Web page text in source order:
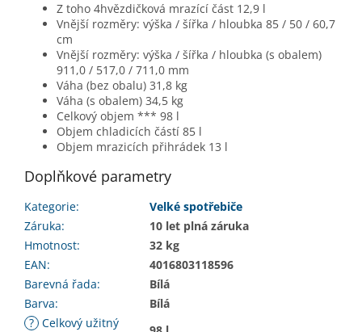
Z toho 4hvězdičková mrazící část 12,9 l
Vnější rozměry: výška / šířka / hloubka 85 / 50 / 60,7
cm
Vnější rozměry: výška / šířka / hloubka (s obalem)
911,0 / 517,0 / 711,0 mm
Váha (bez obalu) 31,8 kg
Váha (s obalem) 34,5 kg
Celkový objem *** 98 l
Objem chladicích částí 85 l
Objem mrazicích přihrádek 13 l
Doplňkové parametry
Kategorie:
Velké spotřebiče
Záruka:
10 let plná záruka
Hmotnost:
32 kg
EAN:
4016803118596
Barevná řada:
Bílá
Barva:
Bílá
? Celkový užitný